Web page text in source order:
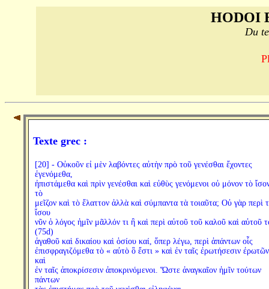
HODOI
Du
Texte grec :
[20] - Οὐκοῦν εἰ μὲν λαβόντες αὐτὴν πρὸ τοῦ γενέσθαι ἔχοντες
ἐγενόμεθα,
ἠπιστάμεθα καὶ πρὶν γενέσθαι καὶ εὐθὺς γενόμενοι οὐ μόνον τὸ
τὸ
μεῖζον καὶ τὸ ἔλαττον ἀλλὰ καὶ σύμπαντα τὰ τοιαῦτα; Οὐ γὰρ περὶ
ἴσου
νῦν ὁ λόγος ἡμῖν μᾶλλόν τι ἢ καὶ περὶ αὐτοῦ τοῦ καλοῦ καὶ αὐτοῦ
(75d)
ἀγαθοῦ καὶ δικαίου καὶ ὁσίου καί, ὅπερ λέγω, περὶ ἁπάντων οἷς
ἐπισφραγιζόμεθα τὸ « αὐτὸ ὃ ἔστι » καὶ ἐν ταῖς ἐρωτήσεσιν
καὶ
ἐν ταῖς ἀποκρίσεσιν ἀποκρινόμενοι. Ὥστε ἀναγκαῖον ἡμῖν τούτων
πάντων